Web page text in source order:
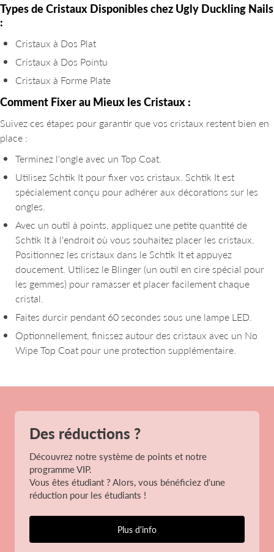
Types de Cristaux Disponibles chez Ugly Duckling Nails
:
Cristaux à Dos Plat
Cristaux à Dos Pointu
Cristaux à Forme Plate
Comment Fixer au Mieux les Cristaux :
Suivez ces étapes pour garantir que vos cristaux restent bien en
place :
Terminez l'ongle avec un Top Coat.
Utilisez Schtik It pour fixer vos cristaux. Schtik It est
spécialement conçu pour adhérer aux décorations sur les
ongles.
Avec un outil à points, appliquez une petite quantité de
Schtik It à l'endroit où vous souhaitez placer les cristaux.
Positionnez les cristaux dans le Schtik It et appuyez
doucement. Utilisez le Blinger (un outil en cire spécial pour
les gemmes) pour ramasser et placer facilement chaque
cristal.
Faites durcir pendant 60 secondes sous une lampe LED.
Optionnellement, finissez autour des cristaux avec un No
Wipe Top Coat pour une protection supplémentaire.
Des réductions ?
Découvrez notre système de points et notre
programme VIP.
Vous êtes étudiant ? Alors, vous bénéficiez d'une
réduction pour les étudiants !
Plus d'info